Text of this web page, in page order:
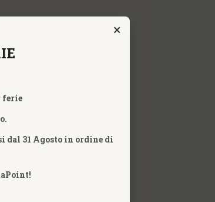
e nervoso.
×
ferie
dal 31 Agosto in ordine di